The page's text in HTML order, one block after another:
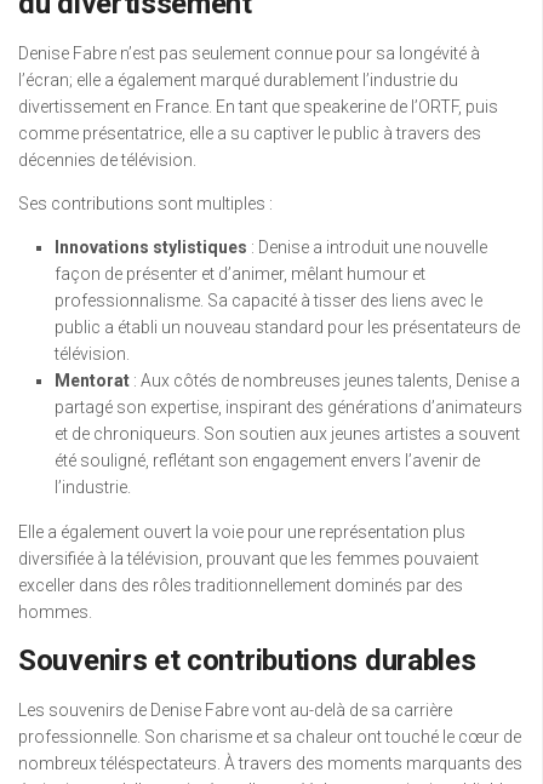
Denise Fabre n’est pas seulement connue pour sa longévité à
l’écran; elle a également marqué durablement l’industrie du
divertissement en France. En tant que speakerine de l’ORTF, puis
comme présentatrice, elle a su captiver le public à travers des
décennies de télévision.
Ses contributions sont multiples :
Innovations stylistiques : Denise a introduit une nouvelle
façon de présenter et d’animer, mêlant humour et
professionnalisme. Sa capacité à tisser des liens avec le
public a établi un nouveau standard pour les présentateurs de
télévision.
Mentorat : Aux côtés de nombreuses jeunes talents, Denise a
partagé son expertise, inspirant des générations d’animateurs
et de chroniqueurs. Son soutien aux jeunes artistes a souvent
été souligné, reflétant son engagement envers l’avenir de
l’industrie.
Elle a également ouvert la voie pour une représentation plus
diversifiée à la télévision, prouvant que les femmes pouvaient
exceller dans des rôles traditionnellement dominés par des
hommes.
Souvenirs et contributions durables
Les souvenirs de Denise Fabre vont au-delà de sa carrière
professionnelle. Son charisme et sa chaleur ont touché le cœur de
nombreux téléspectateurs. À travers des moments marquants des